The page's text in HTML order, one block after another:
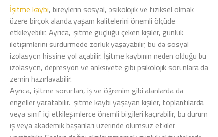
İşitme kaybı, bireylerin sosyal, psikolojik ve fiziksel olmak
üzere birçok alanda yaşam kalitelerini önemli ölçüde
etkileyebilir. Ayrıca, işitme güçlüğü çeken kişiler, günlük
iletişimlerini sürdürmede zorluk yaşayabilir, bu da sosyal
izolasyon hissine yol açabilir. İşitme kaybının neden olduğu bu
izolasyon, depresyon ve anksiyete gibi psikolojik sorunlara da
zemin hazırlayabilir.
Ayrıca, işitme sorunları, iş ve öğrenim gibi alanlarda da
engeller yaratabilir. İşitme kaybı yaşayan kişiler, toplantılarda
veya sınıf içi etkileşimlerde önemli bilgileri kaçırabilir, bu durum
iş veya akademik başarıları üzerinde olumsuz etkiler